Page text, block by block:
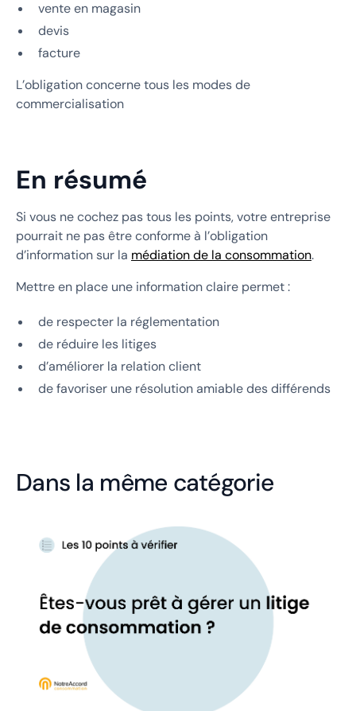
vente en magasin
devis
facture
L’obligation concerne tous les modes de
commercialisation
En résumé
Si vous ne cochez pas tous les points, votre entreprise
pourrait ne pas être conforme à l’obligation
d’information sur la médiation de la consommation.
Mettre en place une information claire permet :
de respecter la réglementation
de réduire les litiges
d’améliorer la relation client
de favoriser une résolution amiable des différends
Dans la même catégorie